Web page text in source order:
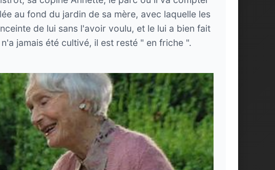
au fond du jardin de sa mère, avec laquelle les
de lui sans l'avoir voulu, et le lui a bien fait
jamais été cultivé, il est resté " en friche ".